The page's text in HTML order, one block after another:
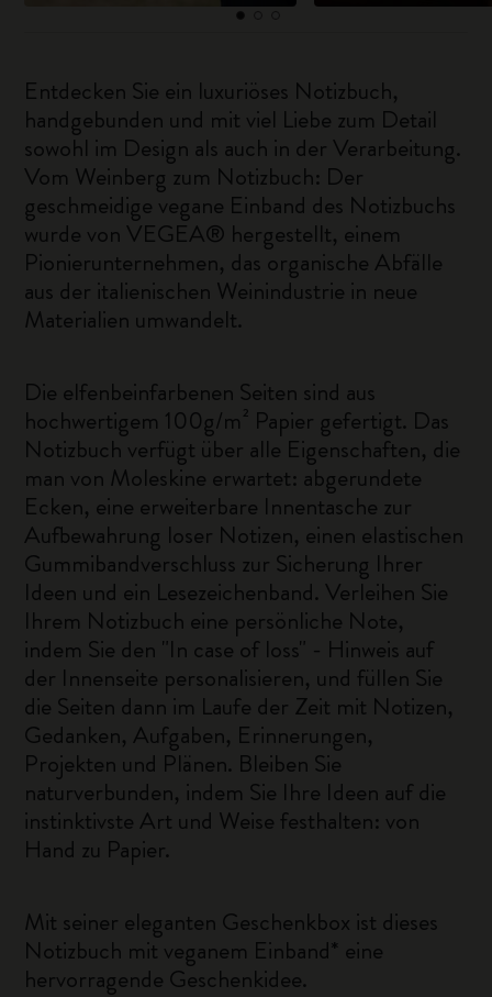
Entdecken Sie ein luxuriöses Notizbuch,
handgebunden und mit viel Liebe zum Detail
sowohl im Design als auch in der Verarbeitung.
Vom Weinberg zum Notizbuch: Der
geschmeidige vegane Einband des Notizbuchs
wurde von VEGEA® hergestellt, einem
Pionierunternehmen, das organische Abfälle
aus der italienischen Weinindustrie in neue
Materialien umwandelt.
Die elfenbeinfarbenen Seiten sind aus
hochwertigem 100g/m² Papier gefertigt. Das
Notizbuch verfügt über alle Eigenschaften, die
man von Moleskine erwartet: abgerundete
Ecken, eine erweiterbare Innentasche zur
Aufbewahrung loser Notizen, einen elastischen
Gummibandverschluss zur Sicherung Ihrer
Ideen und ein Lesezeichenband. Verleihen Sie
Ihrem Notizbuch eine persönliche Note,
indem Sie den "In case of loss" - Hinweis auf
der Innenseite personalisieren, und füllen Sie
die Seiten dann im Laufe der Zeit mit Notizen,
Gedanken, Aufgaben, Erinnerungen,
Projekten und Plänen. Bleiben Sie
naturverbunden, indem Sie Ihre Ideen auf die
instinktivste Art und Weise festhalten: von
Hand zu Papier.
Mit seiner eleganten Geschenkbox ist dieses
Notizbuch mit veganem Einband* eine
hervorragende Geschenkidee.